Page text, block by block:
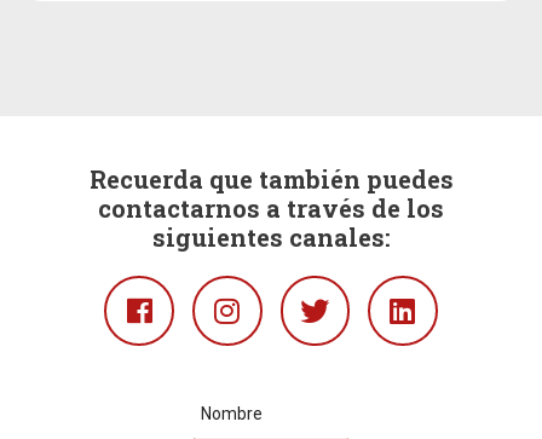
Recuerda que también puedes
contactarnos a través de los
siguientes canales:
FacebookInstagramTwitterLinkedin